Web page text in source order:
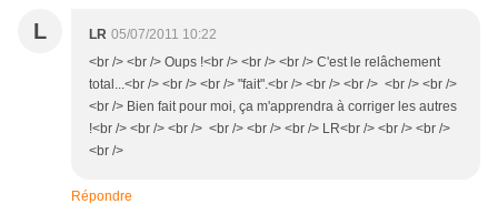
L LR 05/07/2011 10:22
<br /> <br /> Oups !<br /> <br /> <br /> C'est le relâchement
total...<br /> <br /> <br /> "fait".<br /> <br /> <br /> <br /> <br />
<br /> Bien fait pour moi, ça m'apprendra à corriger les autres
!<br /> <br /> <br /> <br /> <br /> <br /> LR<br /> <br /> <br />
<br />
Répondre